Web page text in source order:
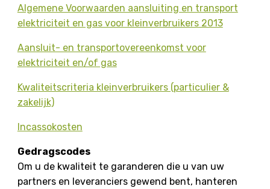
Algemene Voorwaarden aansluiting en transport
elektriciteit en gas voor kleinverbruikers 2013
Aansluit- en transportovereenkomst voor
elektriciteit en/of gas
Kwaliteitscriteria kleinverbruikers (particulier &
zakelijk)
Incassokosten
Gedragscodes
Om u de kwaliteit te garanderen die u van uw
partners en leveranciers gewend bent, hanteren